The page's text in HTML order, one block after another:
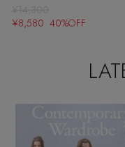
【CFCL】注目の
【レース】上品
【限定】ここで
すべてのウェア
ワンピース・チュ
シューズ
パンプス
¥14,300
¥8,580 40%OFF